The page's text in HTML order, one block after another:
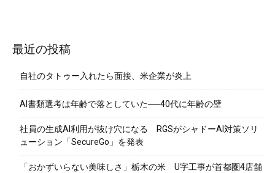
最近の投稿
自社のタトゥー入れたら面接、米企業が炎上
AI書類選考は年齢で落としていた──40代に年齢の壁
社員の生成AI利用が抜け穴になる RGSがシャドーAI対策ソリ
ューション「SecureGo」を発表
「おかずいらない美味しさ」栃木の米 U字工事が首都圏4店舗